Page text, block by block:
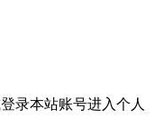
录本站账号进入个人